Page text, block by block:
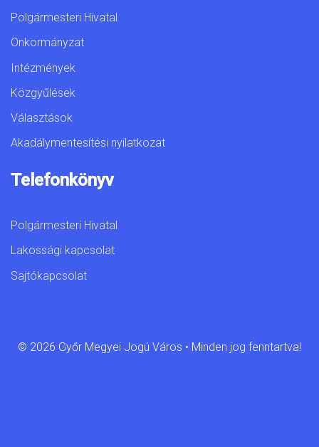
Polgármesteri Hivatal
Önkormányzat
Intézmények
Közgyűlések
Választások
Akadálymentesítési nyilatkozat
Telefonkönyv
Polgármesteri Hivatal
Lakossági kapcsolat
Sajtókapcsolat
© 2026 Győr Megyei Jogú Város • Minden jog fenntartva!